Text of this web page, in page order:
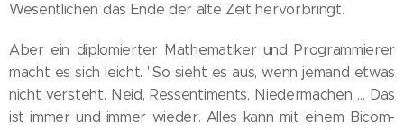
Wesentlichen das Ende der alte Zeit hervorbringt.
Aber ein diplomierter Mathematiker und Programmierer
macht es sich leicht. "So sieht es aus, wenn jemand etwas
nicht versteht. Neid, Ressentiments, Niedermachen ... Das
ist immer und immer wieder. Alles kann mit einem Bicom-